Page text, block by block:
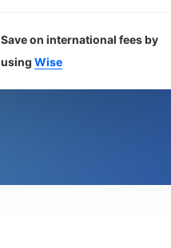
Save on international fees by
using Wise